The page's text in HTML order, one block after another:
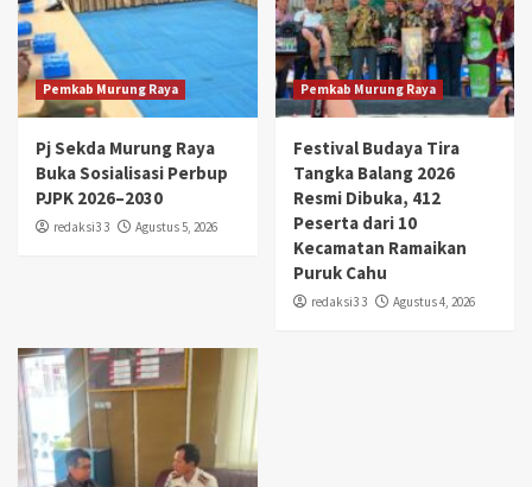
Pemkab Murung Raya
Pj Sekda Murung Raya
Buka Sosialisasi Perbup
PJPK 2026–2030
redaksi3 3 Agustus 5, 2026
Pemkab Murung Raya
Festival Budaya Tira
Tangka Balang 2026
Resmi Dibuka, 412
Peserta dari 10
Kecamatan Ramaikan
Puruk Cahu
redaksi3 3 Agustus 4, 2026